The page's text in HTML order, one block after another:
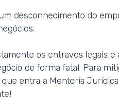
desconhecimento do
os entraves legais
de forma fatal. Para
entra a Mentoria